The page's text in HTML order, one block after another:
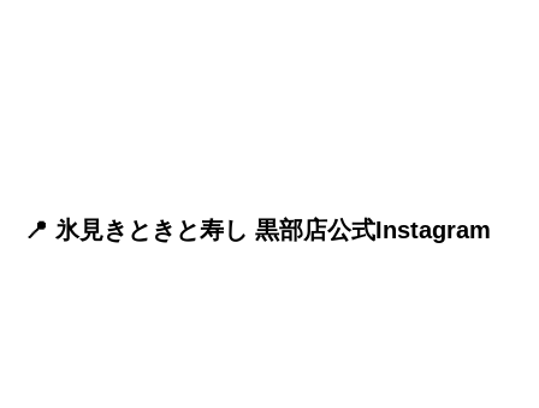
📍 氷見きときと寿し 黒部店公式Instagram